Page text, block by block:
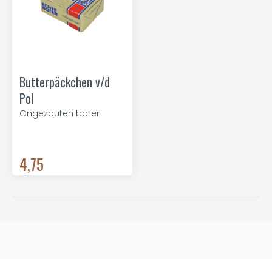
Butterpäckchen v/d
Pol
Ongezouten boter
4,75